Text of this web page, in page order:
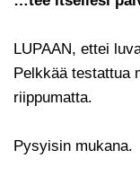
LUPAAN, ettei
Pelkkää testattua
riippumatta.
Pysyisin mukana.